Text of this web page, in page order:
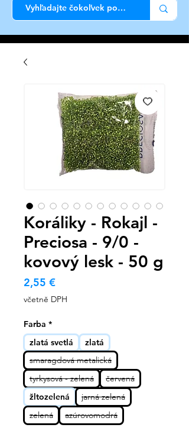
Koráliky - Rokajl -
Preciosa - 9/0 -
kovový lesk - 50 g
2,55 €Cena
včetně DPH
Farba *
zlatá svetlá
zlatá
smaragdová metalická
tyrkysová - zelená
červená
žltozelená
jarná zelená
zelená
azúrovomodrá